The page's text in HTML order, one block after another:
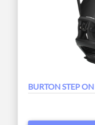
BURTON STEP